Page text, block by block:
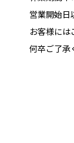
営業開始日
お客様には
何卒ご了承